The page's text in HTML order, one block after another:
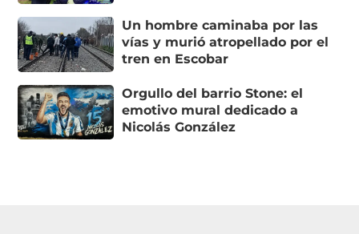
Un hombre caminaba por las
vías y murió atropellado por el
tren en Escobar
Orgullo del barrio Stone: el
emotivo mural dedicado a
Nicolás González